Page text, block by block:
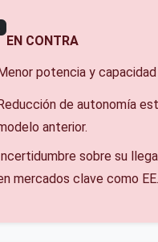
EN CONTRA
potencia y
de autonomía
anterior.
sobre su
mercados clave como